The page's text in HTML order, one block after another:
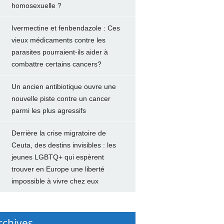
homosexuelle ?
Ivermectine et fenbendazole : Ces
vieux médicaments contre les
parasites pourraient-ils aider à
combattre certains cancers?
Un ancien antibiotique ouvre une
nouvelle piste contre un cancer
parmi les plus agressifs
Derrière la crise migratoire de
Ceuta, des destins invisibles : les
jeunes LGBTQ+ qui espèrent
trouver en Europe une liberté
impossible à vivre chez eux